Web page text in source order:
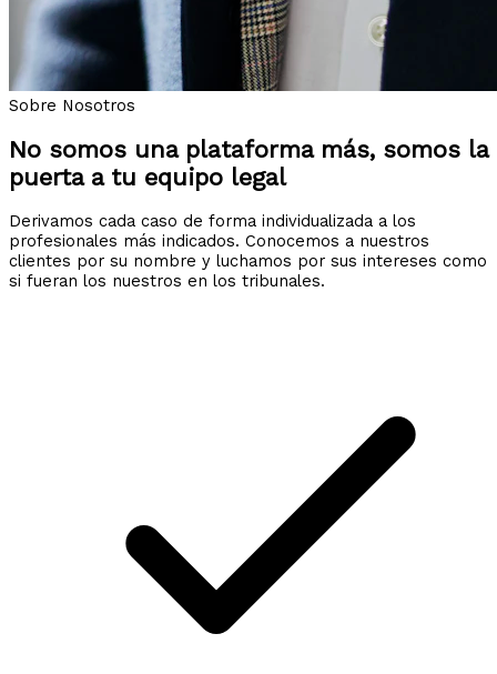
Sobre Nosotros
No somos una plataforma más, somos la
puerta a tu equipo legal
Derivamos cada caso de forma individualizada a los
profesionales más indicados. Conocemos a nuestros
clientes por su nombre y luchamos por sus intereses como
si fueran los nuestros en los tribunales.